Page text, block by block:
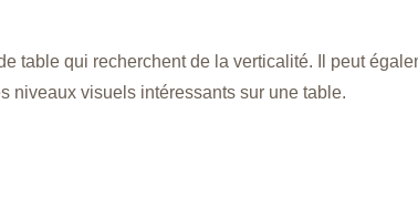
table qui recherchent de la verticalité. Il peut
niveaux visuels intéressants sur une table.